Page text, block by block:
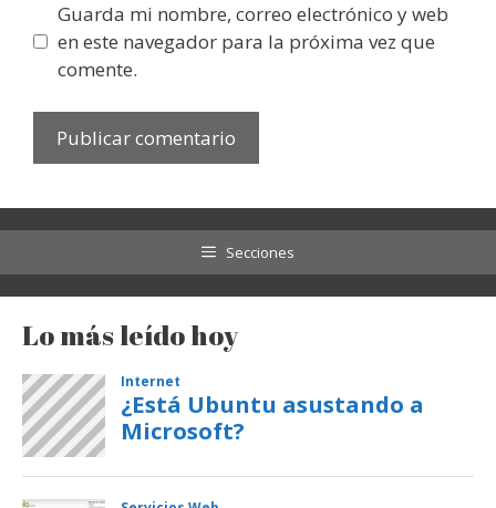
Guarda mi nombre, correo electrónico y web
en este navegador para la próxima vez que
comente.
Secciones
Lo más leído hoy